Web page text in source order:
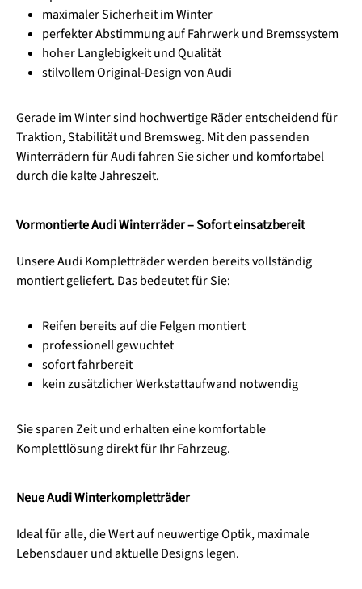
maximaler Sicherheit im Winter
perfekter Abstimmung auf Fahrwerk und Bremssystem
hoher Langlebigkeit und Qualität
stilvollem Original-Design von Audi
Gerade im Winter sind hochwertige Räder entscheidend für
Traktion, Stabilität und Bremsweg. Mit den passenden
Winterrädern für Audi fahren Sie sicher und komfortabel
durch die kalte Jahreszeit.
Vormontierte Audi Winterräder – Sofort einsatzbereit
Unsere Audi Kompletträder werden bereits vollständig
montiert geliefert. Das bedeutet für Sie:
Reifen bereits auf die Felgen montiert
professionell gewuchtet
sofort fahrbereit
kein zusätzlicher Werkstattaufwand notwendig
Sie sparen Zeit und erhalten eine komfortable
Komplettlösung direkt für Ihr Fahrzeug.
Neue Audi Winterkompletträder
Ideal für alle, die Wert auf neuwertige Optik, maximale
Lebensdauer und aktuelle Designs legen.